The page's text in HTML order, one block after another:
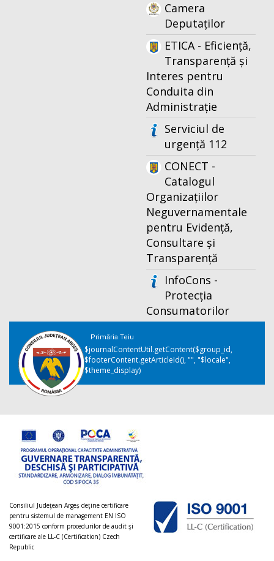
Camera
Deputaților
ETICA - Eficiență,
Transparență și
Interes pentru
Conduita din
Administrație
Serviciul de
urgență 112
CONECT -
Catalogul
Organizațiilor
Neguvernamentale
pentru Evidență,
Consultare și
Transparență
InfoCons -
Protecția
Consumatorilor
Primăria Teiu
$journalContentUtil.getContent($group_id,
$footerContent.getArticleId(), "", "$locale",
$theme_display)
Consiliul Judeţean Argeș deţine certificare
pentru sistemul de management EN ISO
9001:2015 conform procedurilor de audit şi
certificare ale LL-C (Certification) Czech
Republic